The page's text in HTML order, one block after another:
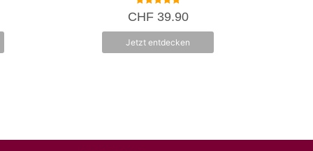
5.00
von 5
CHF39.90
Jetzt entdecken